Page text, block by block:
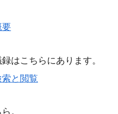
要
はこちらにあります。
と閲覧
。